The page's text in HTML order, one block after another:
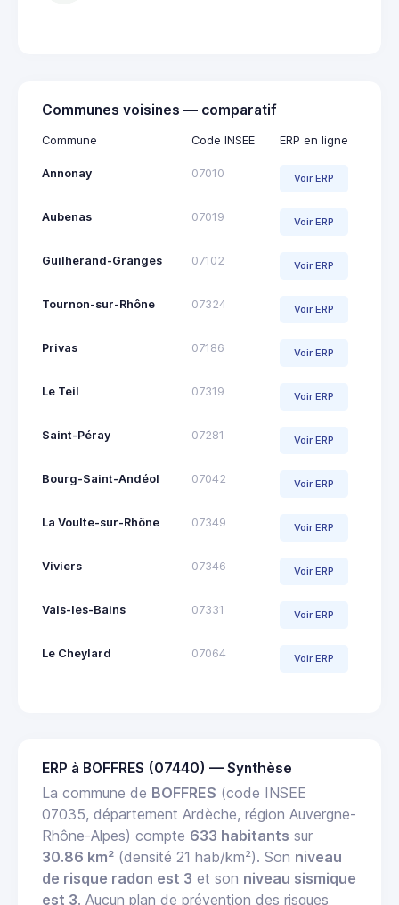
Communes voisines — comparatif
Commune Code INSEE ERP en ligne
Annonay 07010 Voir ERP
Aubenas 07019 Voir ERP
Guilherand-Granges 07102 Voir ERP
Tournon-sur-Rhône 07324 Voir ERP
Privas 07186 Voir ERP
Le Teil 07319 Voir ERP
Saint-Péray 07281 Voir ERP
Bourg-Saint-Andéol 07042 Voir ERP
La Voulte-sur-Rhône 07349 Voir ERP
Viviers 07346 Voir ERP
Vals-les-Bains 07331 Voir ERP
Le Cheylard 07064 Voir ERP
ERP à BOFFRES (07440) — Synthèse
La commune de BOFFRES (code INSEE
07035, département Ardèche, région Auvergne-
Rhône-Alpes) compte 633 habitants sur
30.86 km² (densité 21 hab/km²). Son niveau
de risque radon est 3 et son niveau sismique
est 3. Aucun plan de prévention des risques